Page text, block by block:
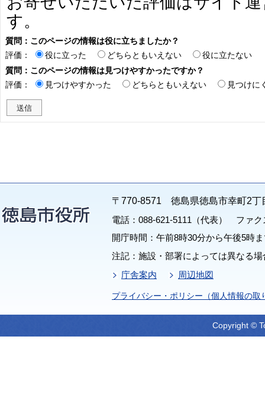
す。
質問：このページの情報は役に立ちましたか？
評価：
役に立った どちらともいえない
役に立たない
質問：このページの情報は見つけやすかったですか？
評価：
見つけやすかった どちらともいえない 見つけに
〒770-8571 徳島県徳島市幸町2丁
電話：088-621-5111（代表） ファク
開庁時間：午前8時30分から午後5時
注記：施設・部署によっては異なる
庁舎案内
周辺地図
プライバシー・ポリシー（個人情報の取
Copyright ©